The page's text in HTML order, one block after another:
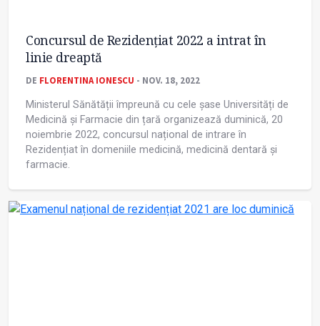
Concursul de Rezidențiat 2022 a intrat în
linie dreaptă
DE FLORENTINA IONESCU - NOV. 18, 2022
Ministerul Sănătății împreună cu cele șase Universități de
Medicină și Farmacie din țară organizează duminică, 20
noiembrie 2022, concursul național de intrare în
Rezidențiat în domeniile medicină, medicină dentară și
farmacie.